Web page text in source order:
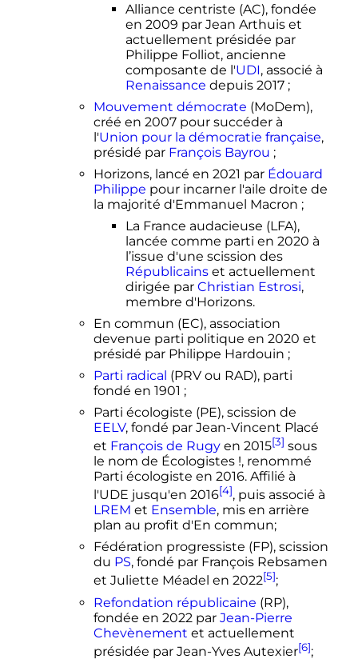
Alliance centriste (AC), fondée
en 2009 par Jean Arthuis et
actuellement présidée par
Philippe Folliot, ancienne
composante de l'UDI, associé à
Renaissance depuis 2017 ;
Mouvement démocrate (MoDem),
créé en 2007 pour succéder à
l'Union pour la démocratie française,
présidé par François Bayrou ;
Horizons, lancé en 2021 par Édouard
Philippe pour incarner l'aile droite de
la majorité d'Emmanuel Macron ;
La France audacieuse (LFA),
lancée comme parti en 2020 à
l’issue d'une scission des
Républicainset actuellement
dirigée par Christian Estrosi,
membre d'Horizons.
En commun (EC), association
devenue parti politique en 2020 et
présidé par Philippe Hardouin ;
Parti radical (PRV ou RAD), parti
fondé en 1901 ;
Parti écologiste (PE), scission de
EELV, fondé par Jean-Vincent Placé
et François de Rugyen 2015[3] sous
le nom de Écologistes !, renommé
Parti écologiste en 2016. Affilié à
l'UDE jusqu'en 2016[4], puis associé à
LREM et Ensemble, mis en arrière
plan au profit d'En commun;
Fédération progressiste (FP), scission
du PS, fondé par François Rebsamen
et Juliette Méadel en 2022[5];
Refondation républicaine (RP),
fondée en 2022 par Jean-Pierre
Chevènement et actuellement
présidée par Jean-Yves Autexier[6];